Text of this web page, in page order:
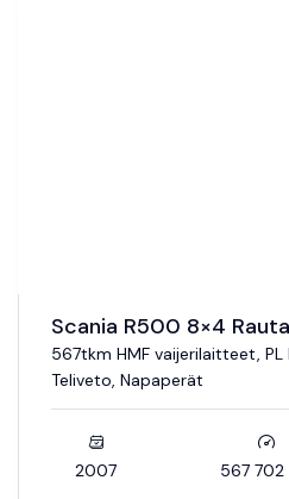
Scania R500 8×4
567tkm HMF vaijerilaitteet,
Teliveto, Napaperät
2007 567 702